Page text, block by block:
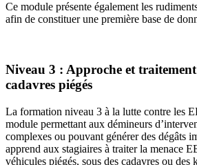
Ce module présente également les
afin de constituer une première base de
Niveau 3 : Approche et traitement
cadavres piégés
La formation niveau 3 à la lutte contre les
module permettant aux démineurs
complexes ou pouvant générer des dégâts
apprend aux stagiaires à traiter la menace
véhicules piégés, sous des cadavres ou des